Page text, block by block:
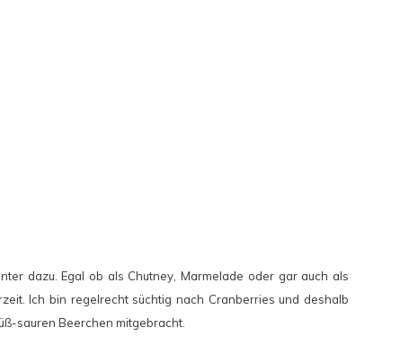
dazu. Egal ob als Chutney, Marmelade oder gar auch als
Ich bin regelrecht süchtig nach Cranberries und deshalb
sauren Beerchen mitgebracht.